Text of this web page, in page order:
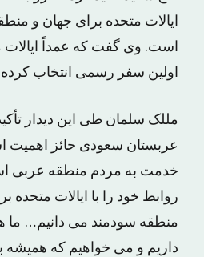
ایالات متحده برای جهان و
است. وی گفت که عمداً ایالات
اولین سفر رسمی انتخاب
مللک سلمان طی این دیدار
عربستان سعودی حائز اهمیت
خدمت به مردم منطقه عربی
روابط خود را با ایالات متحده
منطقه سودمند می دانیم… ما
داریم و می خواهیم که همیشه